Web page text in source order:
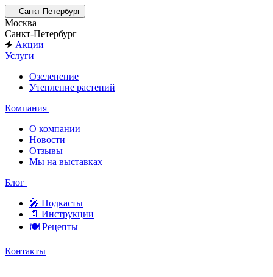
Санкт-Петербург
Москва
Санкт-Петербург
Акции
Услуги
Озеленение
Утепление растений
Компания
О компании
Новости
Отзывы
Мы на выставках
Блог
🎤︎︎ Подкасты
📄 Инструкции
🍽 Рецепты
Контакты